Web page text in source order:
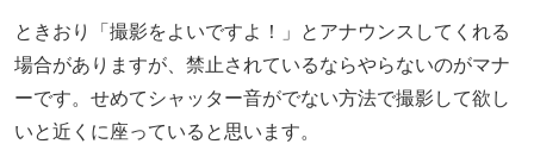
ときおり「撮影をよいですよ！」とアナウンスしてくれる
場合がありますが、禁止されているならやらないのがマナ
ーです。せめてシャッター音がでない方法で撮影して欲し
いと近くに座っていると思います。